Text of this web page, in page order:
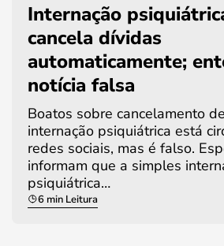
Internação
cancela dívidas
automaticamente;
notícia falsa
Boatos sobre cancelamento
internação psiquiátrica está
redes sociais, mas é falso.
informam que a simples
psiquiátrica…
6 min Leitura